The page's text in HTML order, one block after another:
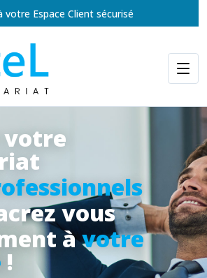
votre Espace Client sécurisé
votre
vous
àvotre
!